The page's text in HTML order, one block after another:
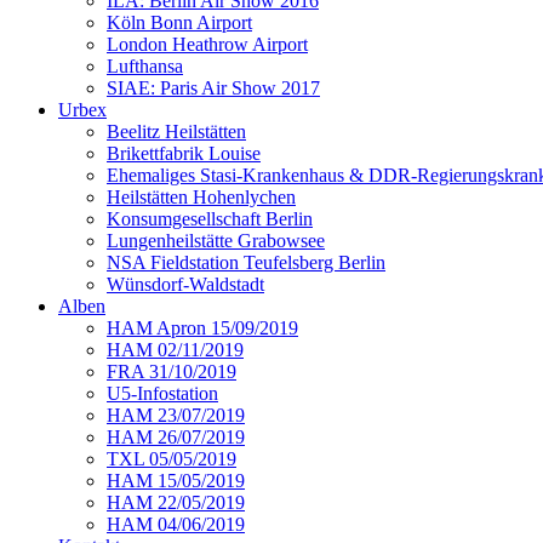
Köln Bonn Airport
London Heathrow Airport
Lufthansa
SIAE: Paris Air Show 2017
Urbex
Beelitz Heilstätten
Brikettfabrik Louise
Ehemaliges Stasi-Krankenhaus & DDR-
Heilstätten Hohenlychen
Konsumgesellschaft Berlin
Lungenheilstätte Grabowsee
NSA Fieldstation Teufelsberg Berlin
Wünsdorf-Waldstadt
Alben
HAM Apron 15/09/2019
HAM 02/11/2019
FRA 31/10/2019
U5-Infostation
HAM 23/07/2019
HAM 26/07/2019
TXL 05/05/2019
HAM 15/05/2019
HAM 22/05/2019
HAM 04/06/2019